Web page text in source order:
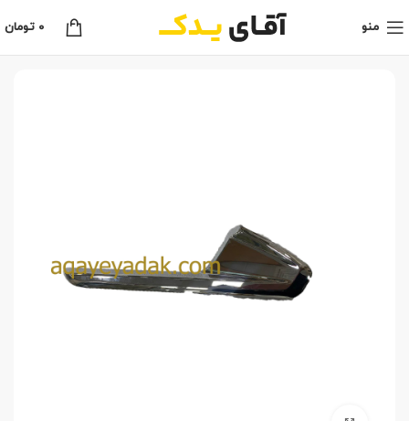
منو 0 تومان